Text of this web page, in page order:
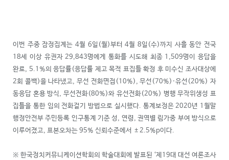
이번 주중 잠정집계는 4월 6일(월)부터 4월 8일(수)까지 사흘 동안 전국
18세 이상 유권자 29,843명에게 통화를 시도해 최종 1,509명이 응답을
완료, 5.1%의 응답률(응답률 제고 목적 표집틀 확정 후 미수신 조사대상에
2회 콜백)을 나타냈고, 무선 전화면접(10%), 무선(70%)·유선(20%) 자
동응답 혼용 방식, 무선전화(80%)와 유선전화(20%) 병행 무작위생성 표
집틀을 통한 임의 전화걸기 방법으로 실시했다. 통계보정은 2020년 1월말
행정안전부 주민등록 인구통계 기준 성, 연령, 권역별 림가중 부여 방식으로
이루어졌고, 표본오차는 95% 신뢰수준에서 ±2.5%p이다.
※ 한국정치커뮤니케이션학회의 학술대회에 발표된 ‘제19대 대선 여론조사